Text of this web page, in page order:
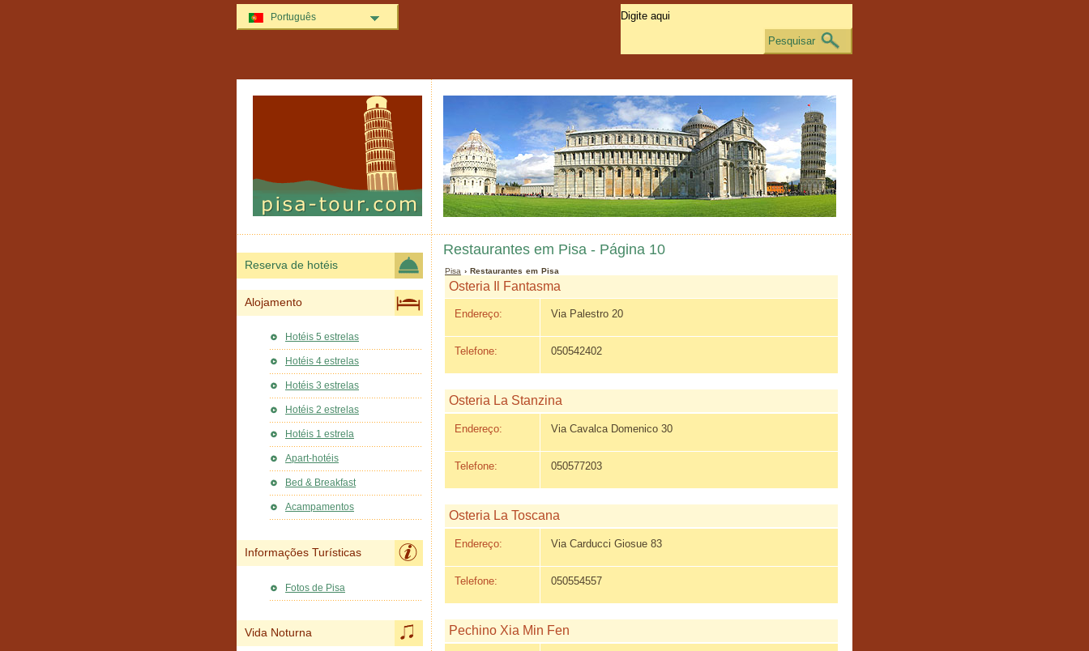
Restaurantes em Pisa - Página 10
Pisa › Restaurantes em Pisa
Osteria Il Fantasma
Endereço: Via Palestro 20
Telefone: 050542402
Osteria La Stanzina
Endereço: Via Cavalca Domenico 30
Telefone: 050577203
Osteria La Toscana
Endereço: Via Carducci Giosue 83
Telefone: 050554557
Pechino Xia Min Fen
Reserva de hotéis
Alojamento
Hotéis 5 estrelas
Hotéis 4 estrelas
Hotéis 3 estrelas
Hotéis 2 estrelas
Hotéis 1 estrela
Apart-hotéis
Bed & Breakfast
Acampamentos
Informações Turísticas
Fotos de Pisa
Vida Noturna
Português
Pesquisar